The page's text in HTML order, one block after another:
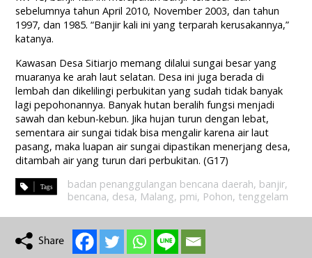
sebelumnya tahun April 2010, November 2003, dan tahun
1997, dan 1985. “Banjir kali ini yang terparah kerusakannya,”
katanya.
Kawasan Desa Sitiarjo memang dilalui sungai besar yang
muaranya ke arah laut selatan. Desa ini juga berada di
lembah dan dikelilingi perbukitan yang sudah tidak banyak
lagi pepohonannya. Banyak hutan beralih fungsi menjadi
sawah dan kebun-kebun. Jika hujan turun dengan lebat,
sementara air sungai tidak bisa mengalir karena air laut
pasang, maka luapan air sungai dipastikan menerjang desa,
ditambah air yang turun dari perbukitan. (G17)
badan penanggulangan bencana daerah, banjir,
bencana, desa, Malang, pmi, Pohon, tenggelam